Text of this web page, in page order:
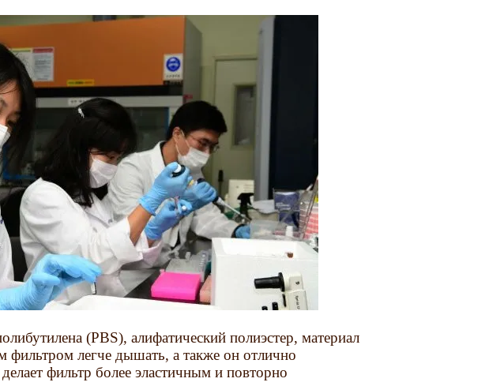
(PBS), алифатический полиэстер, материал
фильтром легче дышать, а также он отлично
фильтр более эластичным и повторно